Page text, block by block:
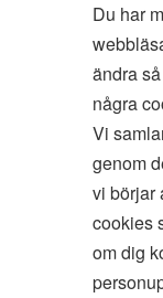
Du har
ändra
några
Vi
genom
vi börjar
cookies
om dig